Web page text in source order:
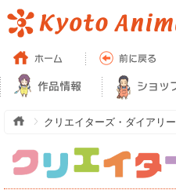
クリエイターズ・ダイアリー